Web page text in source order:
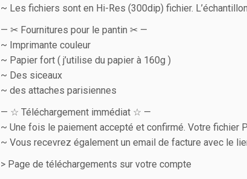
~ Les fichiers sont en Hi-Res (300dip) fichier.
— ✂︎ Fournitures pour le pantin ✂︎ —
~ Imprimante couleur
~ Papier fort ( j’utilise du papier à 160g )
~ Des siceaux
~ des attaches parisiennes
— ☆ Téléchargement immédiat ☆ —
~ Une fois le paiement accepté et confirmé. Votre fichier
~ Vous recevrez également un email de facture avec le
> Page de téléchargements sur votre compte